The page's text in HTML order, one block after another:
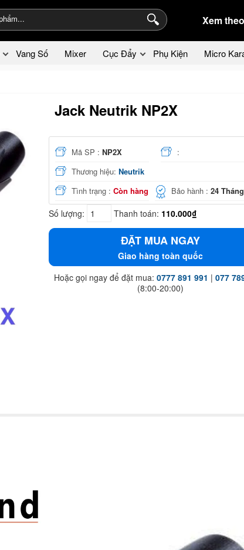
Xem
Vang Số Mixer Cục Đẩy Phụ Kiện Micro
Jack Neutrik NP2X
Mã SP : NP2X
:
Thương hiệu: Neutrik
Tình trạng : Còn hàng Bảo hành :24 Tháng
Số lượng: Thanh toán: 110.000₫
ĐẶT MUA NGAY
Giao hàng toàn quốc
Hoặc gọi ngay để đặt mua: 0777 891 991 | 077
(8:00-20:00)